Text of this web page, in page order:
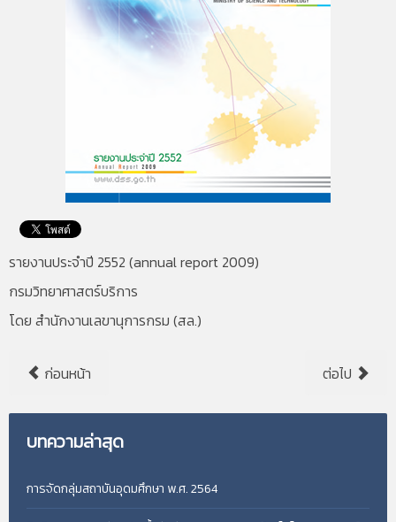
รายงานประจำปี 2552 (annual report 2009)
กรมวิทยาศาสตร์บริการ
โดย สำนักงานเลขานุการกรม (สล.)
ก่อนหน้า ต่อไป
บทความล่าสุด
การจัดกลุ่มสถาบันอุดมศึกษา พ.ศ. 2564